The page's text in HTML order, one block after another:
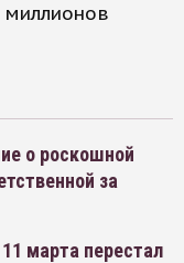
миллионов
о роскошной
за
марта перестал